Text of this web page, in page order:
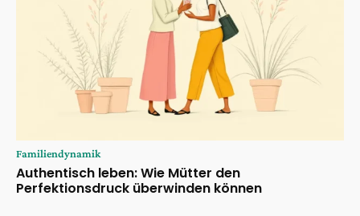
Familiendynamik
Authentisch leben: Wie Mütter den
Perfektionsdruck überwinden können